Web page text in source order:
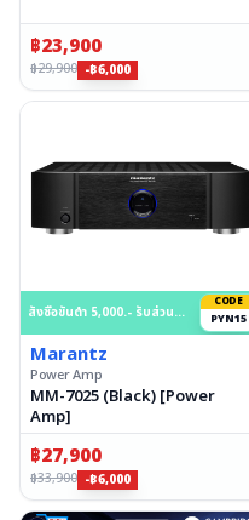
฿23,900
฿29,900 -฿6,000
สินค้าหมด สั่งซื้อขั้นต่ำ 5,000.- รับส่วนลด 15% สูงสุด 50,000.- บาท
CODE
PYN15
Marantz
Power Amp
MM-7025 (Black) [Power
Amp]
฿27,900
฿33,900 -฿6,000